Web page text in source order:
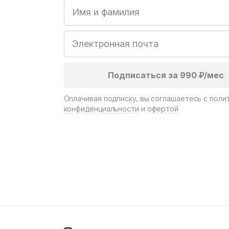
Оплачивая подписку, вы соглашаетесь с
конфиденциальности и офертой